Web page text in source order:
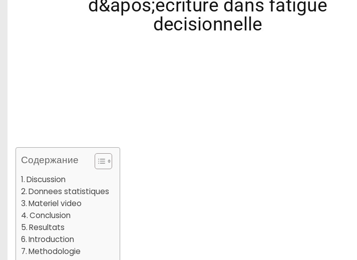
Содержание
Discussion
Donnees statistiques
Materiel video
Conclusion
Resultats
Introduction
Methodologie